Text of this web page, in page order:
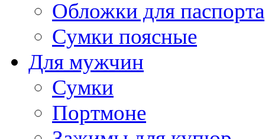
Обложки для паспорта
Сумки поясные
Для мужчин
Сумки
Портмоне